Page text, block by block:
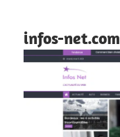
infos-net.com